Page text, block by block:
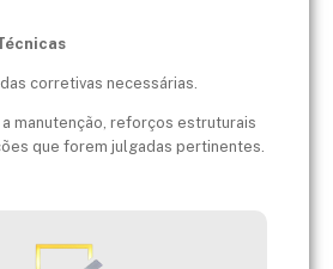
corretivas necessárias.
manutenção, reforços estruturais
que forem julgadas pertinentes.